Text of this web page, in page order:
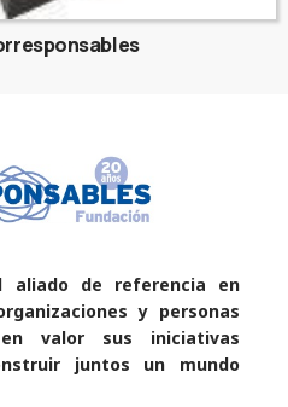
aliado de referencia en
y personas
valor sus iniciativas
juntos un mundo